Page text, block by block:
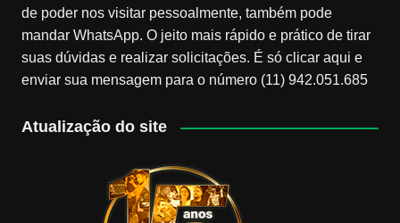
de poder nos visitar pessoalmente, também pode
mandar WhatsApp. O jeito mais rápido e prático de tirar
suas dúvidas e realizar solicitações. É só clicar aqui e
enviar sua mensagem para o número (11) 942.051.685
Atualização do site